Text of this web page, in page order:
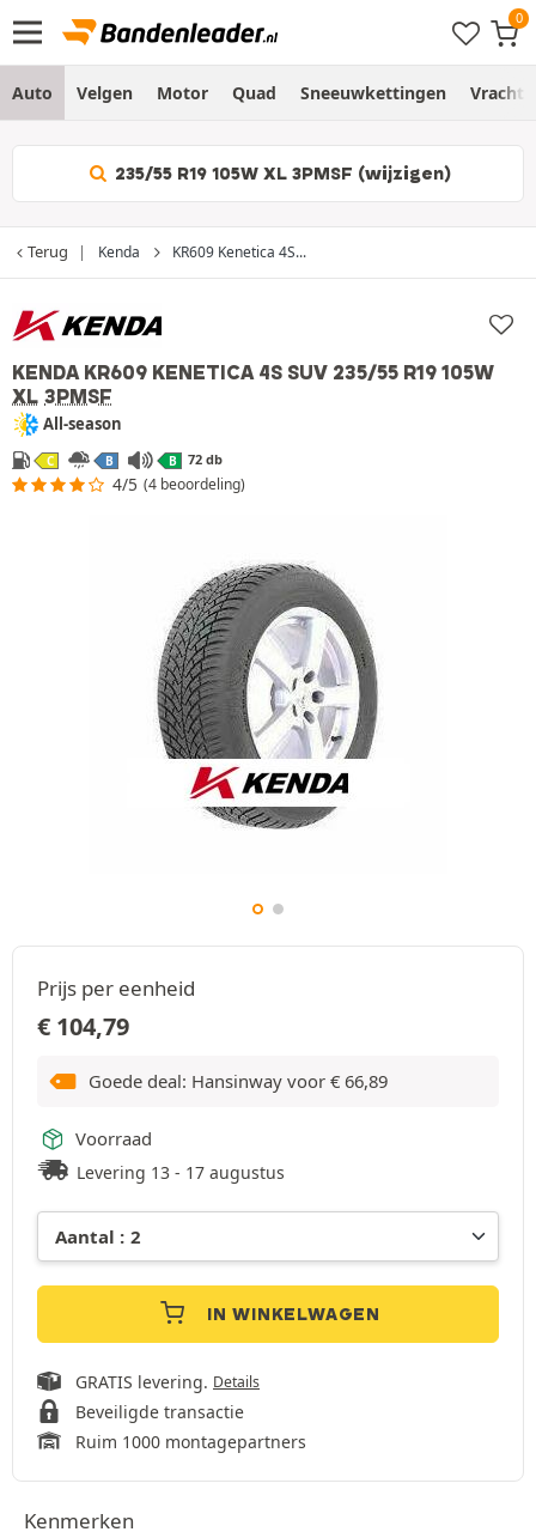
Auto Velgen Motor Quad Sneeuwkettingen
235/55 R19 105W XL 3PMSF (wijzigen)
Terug Kenda KR609 Kenetica 4S...
KENDA KR609 KENETICA 4S SUV 235/55 R19 105W
XL 3PMSF
All-season
C B B 72 db
4/5 (4 beoordeling)
Prijs per eenheid
€ 104,79
Goede deal: Hansinway voor € 66,89
Voorraad
Levering 13 - 17 augustus
IN WINKELWAGEN
GRATIS levering. Details
Beveiligde transactie
Ruim 1000 montagepartners
Kenmerken